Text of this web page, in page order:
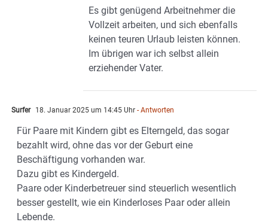
Es gibt genügend Arbeitnehmer die
Vollzeit arbeiten, und sich ebenfalls
keinen teuren Urlaub leisten können.
Im übrigen war ich selbst allein
erziehender Vater.
Surfer 18. Januar 2025 um 14:45 Uhr - Antworten
Für Paare mit Kindern gibt es Elterngeld, das sogar
bezahlt wird, ohne das vor der Geburt eine
Beschäftigung vorhanden war.
Dazu gibt es Kindergeld.
Paare oder Kinderbetreuer sind steuerlich wesentlich
besser gestellt, wie ein Kinderloses Paar oder allein
Lebende.